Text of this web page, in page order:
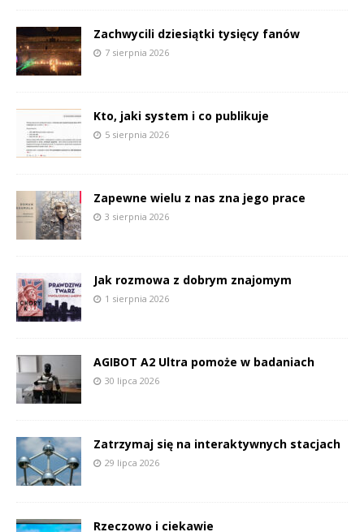
Zachwycili dziesiątki tysięcy fanów
7 sierpnia 2026
Kto, jaki system i co publikuje
5 sierpnia 2026
Zapewne wielu z nas zna jego prace
3 sierpnia 2026
Jak rozmowa z dobrym znajomym
1 sierpnia 2026
AGIBOT A2 Ultra pomoże w badaniach
30 lipca 2026
Zatrzymaj się na interaktywnych stacjach
29 lipca 2026
Rzeczowo i ciekawie